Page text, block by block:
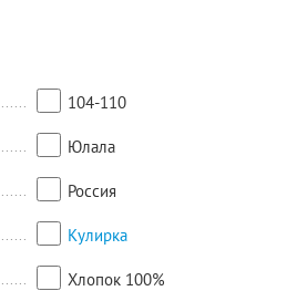
104-110
Юлала
Россия
Кулирка
Хлопок 100%